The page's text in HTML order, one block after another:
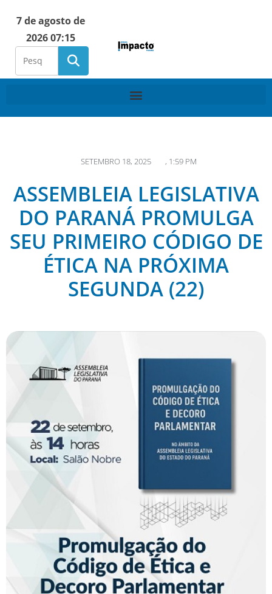
7 de agosto de
2026 07:15
SETEMBRO 18, 2025 , 1:59 PM
ASSEMBLEIA LEGISLATIVA
DO PARANÁ PROMULGA
SEU PRIMEIRO CÓDIGO DE
ÉTICA NA PRÓXIMA
SEGUNDA (22)